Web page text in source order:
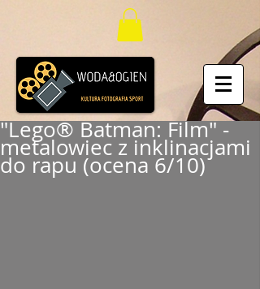
"Lego® Batman: Film" -
metalowiec z inklinacjami
do rapu (ocena 6/10)